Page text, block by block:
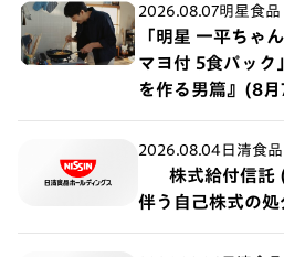
2026.08.07明星食品
「明星 一平ちゃ
マヨ付 5食パック
を作る男篇』(8
2026.08.04 日清食
株式給付信託
伴う自己株式の